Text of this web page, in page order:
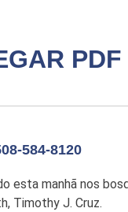
PDF
584-8120
esta manhã nos
Timothy J. Cruz.